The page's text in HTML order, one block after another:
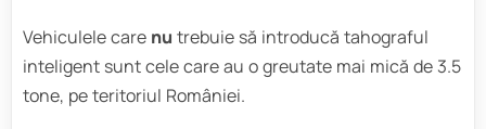
Vehiculele care nu trebuie să introducă tahograful
inteligent sunt cele care au o greutate mai mică de 3.5
tone, pe teritoriul României.